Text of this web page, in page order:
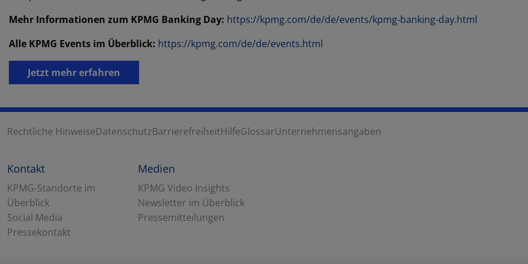
Mehr Informationen zum KPMG Banking Day: https://kpmg.com/de/de/events/kpmg-banking-day.html
Alle KPMG Events im Überblick: https://kpmg.com/de/de/events.html
Jetzt mehr erfahren
Rechtliche HinweiseDatenschutzBarrierefreiheitHilfeGlossarUnternehmensangaben
Kontakt
KPMG-Standorte im
Überblick
Social Media
Pressekontakt
Medien
KPMG Video Insights
Newsletter im Überblick
Pressemitteilungen